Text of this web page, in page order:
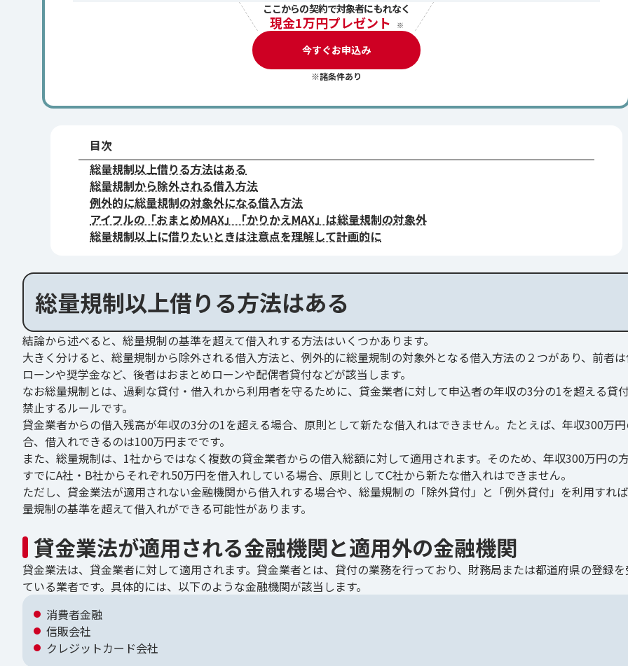
ここからの契約で対象者にもれなく
現金1万円プレゼント ※
今すぐお申込み
※諸条件あり
目次
総量規制以上借りる方法はある
総量規制から除外される借入方法
例外的に総量規制の対象外になる借入方法
アイフルの「おまとめMAX」「かりかえMAX」は総量規制の対象外
総量規制以上に借りたいときは注意点を理解して計画的に
総量規制以上借りる方法はある
結論から述べると、総量規制の基準を超えて借入れする方法はいくつかあります。
大きく分けると、総量規制から除外される借入方法と、例外的に総量規制の対象外となる借入方法の２つがあり、前者
ローンや奨学金など、後者はおまとめローンや配偶者貸付などが該当します。
なお総量規制とは、過剰な貸付・借入れから利用者を守るために、貸金業者に対して申込者の年収の3分の1を超える貸
禁止するルールです。
貸金業者からの借入残高が年収の3分の1を超える場合、原則として新たな借入れはできません。たとえば、年収300万
合、借入れできるのは100万円までです。
また、総量規制は、1社からではなく複数の貸金業者からの借入総額に対して適用されます。そのため、年収300万円の
すでにA社・B社からそれぞれ50万円を借入れしている場合、原則としてC社から新たな借入れはできません。
ただし、貸金業法が適用されない金融機関から借入れする場合や、総量規制の「除外貸付」と「例外貸付」を利用すれ
量規制の基準を超えて借入れができる可能性があります。
貸金業法が適用される金融機関と適用外の金融機関
貸金業法は、貸金業者に対して適用されます。貸金業者とは、貸付の業務を行っており、財務局または都道府県の登録
ている業者です。具体的には、以下のような金融機関が該当します。
消費者金融
信販会社
クレジットカード会社